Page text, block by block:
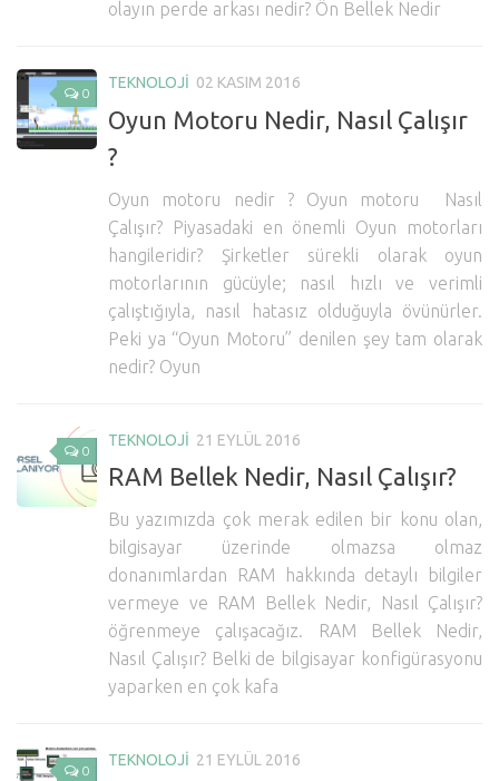
olayın perde arkası nedir? Ön Bellek Nedir
0
TEKNOLOJI 02 KASIM 2016
Oyun Motoru Nedir, Nasıl Çalışır
?
Oyun motoru nedir ? Oyun motoru Nasıl
Çalışır? Piyasadaki en önemli Oyun motorları
hangileridir? Şirketler sürekli olarak oyun
motorlarının gücüyle; nasıl hızlı ve verimli
çalıştığıyla, nasıl hatasız olduğuyla övünürler.
Peki ya “Oyun Motoru” denilen şey tam olarak
nedir? Oyun
0
TEKNOLOJI 21 EYLÜL 2016
RAM Bellek Nedir, Nasıl Çalışır?
Bu yazımızda çok merak edilen bir konu olan,
bilgisayar üzerinde olmazsa olmaz
donanımlardan RAM hakkında detaylı bilgiler
vermeye ve RAM Bellek Nedir, Nasıl Çalışır?
öğrenmeye çalışacağız. RAM Bellek Nedir,
Nasıl Çalışır? Belki de bilgisayar konfigürasyonu
yaparken en çok kafa
0
TEKNOLOJI 21 EYLÜL 2016